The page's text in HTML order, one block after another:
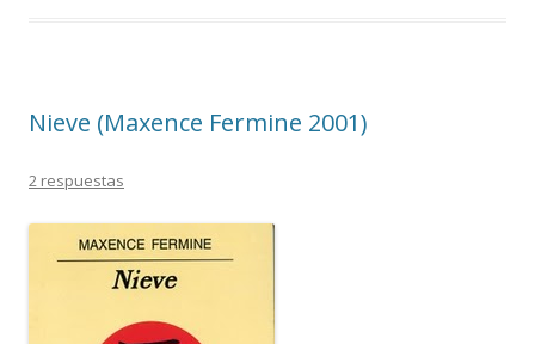
Nieve (Maxence Fermine 2001)
2 respuestas